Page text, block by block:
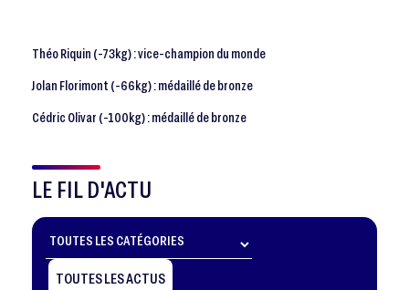
Théo Riquin (-73kg) : vice-champion du monde
Jolan Florimont (-66kg) : médaillé de bronze
Cédric Olivar (-100kg) : médaillé de bronze
LE FIL D'ACTU
TOUTES LES ACTUS